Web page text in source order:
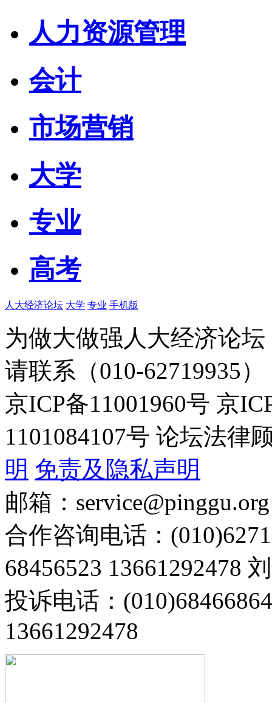
人力资源管理
会计
市场营销
大学
专业
高考
人大经济论坛 大学 专业 手机版
为做大做强人大经济论
请联系（010-62719935）
京ICP备11001960号 京
1101084107号 论坛法律
明 免责及隐私声明
邮箱：service@pinggu.org
合作咨询电话：
68456523 13661292478
投诉电话：
13661292478